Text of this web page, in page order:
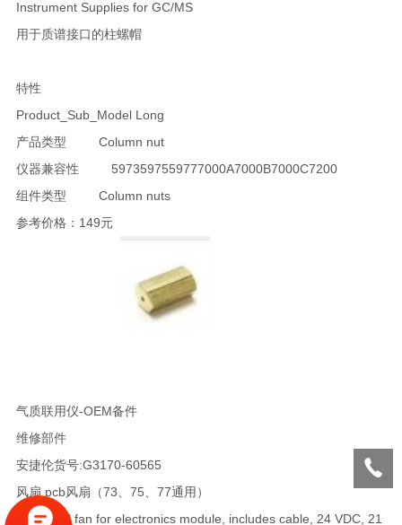
Instrument Supplies for GC/MS
用于质谱接口的柱螺帽
特性
Product_Sub_Model Long
产品类型 Column nut
仪器兼容性 5973597559777000A7000B7000C7200
组件类型 Column nuts
参考价格：149元
气质联用仪-OEM备件
维修部件
安捷伦货号:G3170-60565
风扇 pcb风扇（73、75、77通用）
Tubeaxial fan for electronics module, includes cable, 24 VDC, 21